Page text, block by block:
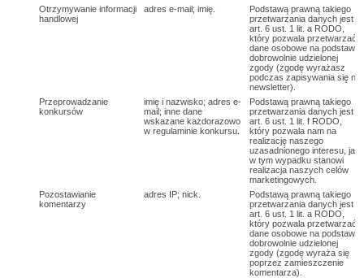
Otrzymywanie informacji
handlowej
adres e-mail; imię.
Podstawą prawną takiego
przetwarzania danych jest
art. 6 ust. 1 lit. a RODO,
który pozwala przetwarzać
dane osobowe na podstawie
dobrowolnie udzielonej
zgody (zgodę wyrażasz
podczas zapisywania się na
newsletter).
Przeprowadzanie
konkursów
imię i nazwisko; adres e-
mail; inne dane
wskazane każdorazowo
w regulaminie konkursu.
Podstawą prawną takiego
przetwarzania danych jest
art. 6 ust. 1 lit. f RODO,
który pozwala nam na
realizację naszego
uzasadnionego interesu, jaki
w tym wypadku stanowi
realizacja naszych celów
marketingowych.
Pozostawianie
komentarzy
adres IP; nick.
Podstawą prawną takiego
przetwarzania danych jest
art. 6 ust. 1 lit. a RODO,
który pozwala przetwarzać
dane osobowe na podstawie
dobrowolnie udzielonej
zgody (zgodę wyraża się
poprzez zamieszczenie
komentarza).